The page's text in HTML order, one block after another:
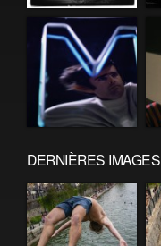
DERNIÈRES IMAGES